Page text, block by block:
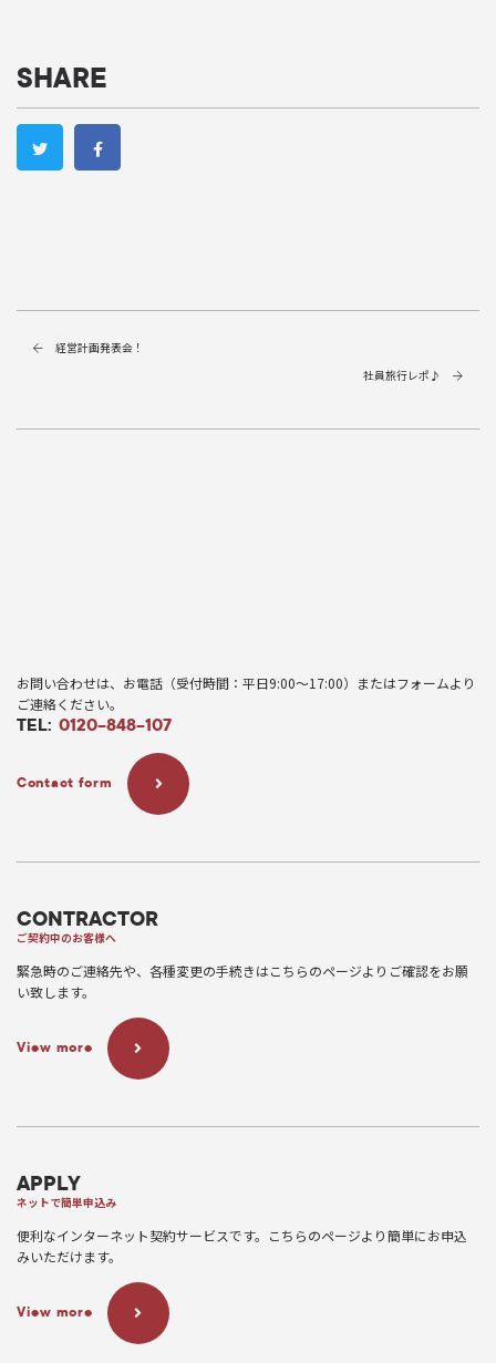
SHARE
経営計画発表会！
社員旅行レポ♪
お問い合わせは、お電話（受付時間：平日9:00〜17:00）またはフォームより
ご連絡ください。
TEL: 0120-848-107
Contact form
CONTRACTOR
ご契約中のお客様へ
緊急時のご連絡先や、各種変更の手続きはこちらのページよりご確認をお願
い致します。
View more
APPLY
ネットで簡単申込み
便利なインターネット契約サービスです。こちらのページより簡単にお申込
みいただけます。
View more